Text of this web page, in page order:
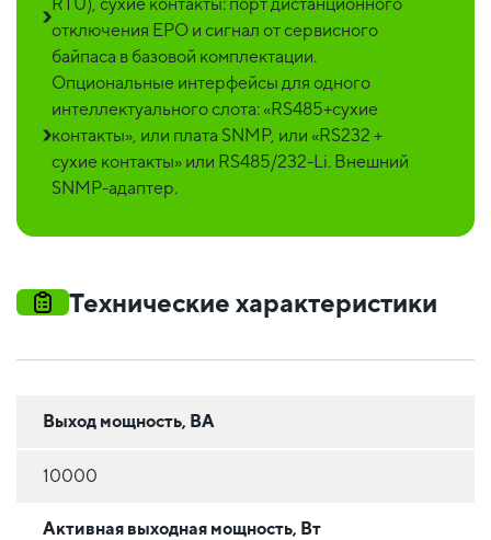
отключения EPO и сигнал от сервисного
байпаса в базовой комплектации.
Опциональные интерфейсы для одного
интеллектуального слота: «RS485+сухие
контакты», или плата SNMP, или «RS232 +
сухие контакты» или RS485/232-Li. Внешний
SNMP-адаптер.
Технические характеристики
Выход мощность, ВА
10000
Активная выходная мощность, Вт